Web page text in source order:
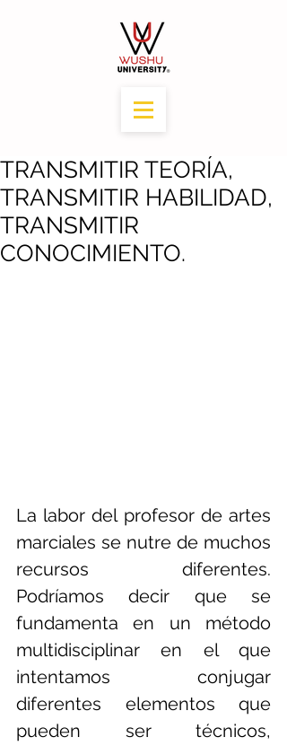
TRANSMITIR TEORÍA,
TRANSMITIR HABILIDAD,
TRANSMITIR
CONOCIMIENTO.
La labor del profesor de artes
marciales se nutre de muchos
recursos diferentes.
Podríamos decir que se
fundamenta en un método
multidisciplinar en el que
intentamos conjugar
diferentes elementos que
pueden ser técnicos,